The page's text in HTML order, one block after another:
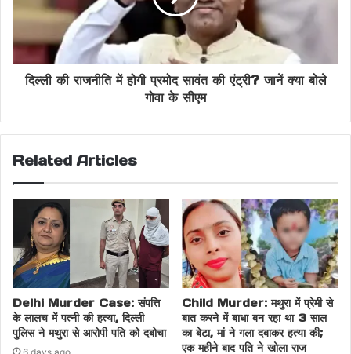
दिल्ली की राजनीति में होगी प्रमोद सावंत की एंट्री? जानें क्या बोले
गोवा के सीएम
Related Articles
Delhi Murder Case: संपत्ति
के लालच में पत्नी की हत्या, दिल्ली
पुलिस ने मथुरा से आरोपी पति को दबोचा
Child Murder: मथुरा में प्रेमी से
बात करने में बाधा बन रहा था 3 साल
का बेटा, मां ने गला दबाकर हत्या की;
एक महीने बाद पति ने खोला राज